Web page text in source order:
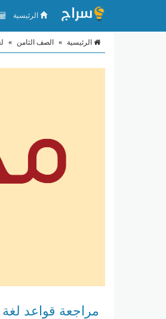
الرئيسية
الرئيسية » الصف الثامن »
مراجعة قواعد